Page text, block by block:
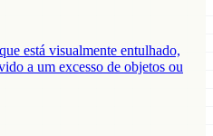
está visualmente entulhado,
a um excesso de objetos ou